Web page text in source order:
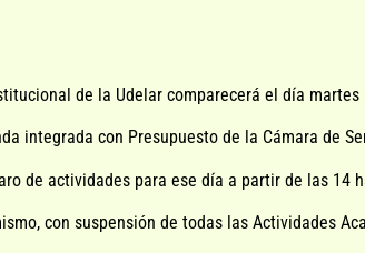
de la Udelar comparecerá el día
integrada con Presupuesto de la Cámara de
de actividades para ese día a partir de las
con suspensión de todas las Actividades